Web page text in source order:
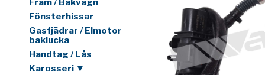
Fram / Bakvagn
Fönsterhissar
Gasfjädrar / Elmotor
baklucka
Handtag / Lås
Karosseri ▼